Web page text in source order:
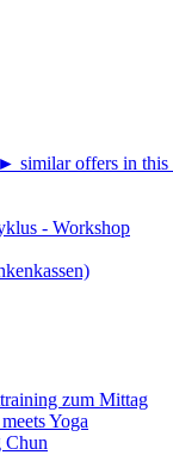
► similar offers in this
- Workshop
zum Mittag
Yoga
Chun